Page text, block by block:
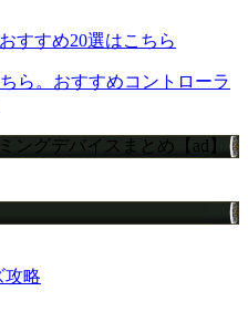
すすめ20選はこちら
ら。おすすめコントローラ
ングデバイスまとめ【ad】
攻略